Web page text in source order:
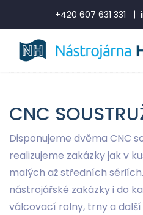
+420 607 631 331
CNC
Disponujeme dvěma CNC
realizujeme zakázky jak v
malých až středních
nástrojářské zakázky i do
válcovací rolny, trny a